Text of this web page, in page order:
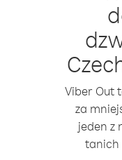
Viber Out
za
jeden z
tanich